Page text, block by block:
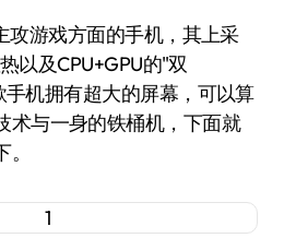
以及CPU+GPU的"双
手机拥有超大的屏幕，可以算
术与一身的铁桶机，下面就